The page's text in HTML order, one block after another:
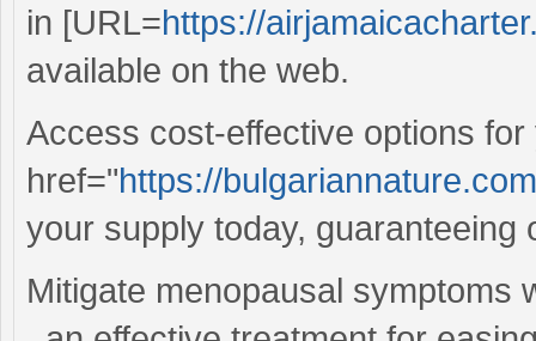
in [URL=https://
available on the web.
Access cost-effective options
href="https://
your supply today, guaranteeing
Mitigate menopausal symptoms